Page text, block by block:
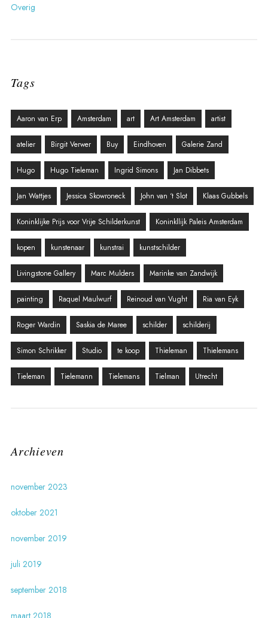
Overig
Tags
Aaron van Erp Amsterdam art Art Amsterdam artist
atelier Birgit Verwer Buy Eindhoven Galerie Zand
Hugo Hugo Tieleman Ingrid Simons Jan Dibbets
Jan Wattjes Jessica Skowroneck John van ‘t Slot Klaas Gubbels
Koninklijke Prijs voor Vrije Schilderkunst Koninkllijk Paleis Amsterdam
kopen kunstenaar kunstrai kunstschilder
Livingstone Gallery Marc Mulders Marinke van Zandwijk
painting Raquel Maulwurf Reinoud van Vught Ria van Eyk
Roger Wardin Saskia de Maree schilder schilderij
Simon Schrikker Studio te koop Thieleman Thielemans
Tieleman Tielemann Tielemans Tielman Utrecht
Archieven
november 2023
oktober 2021
november 2019
juli 2019
september 2018
maart 2018